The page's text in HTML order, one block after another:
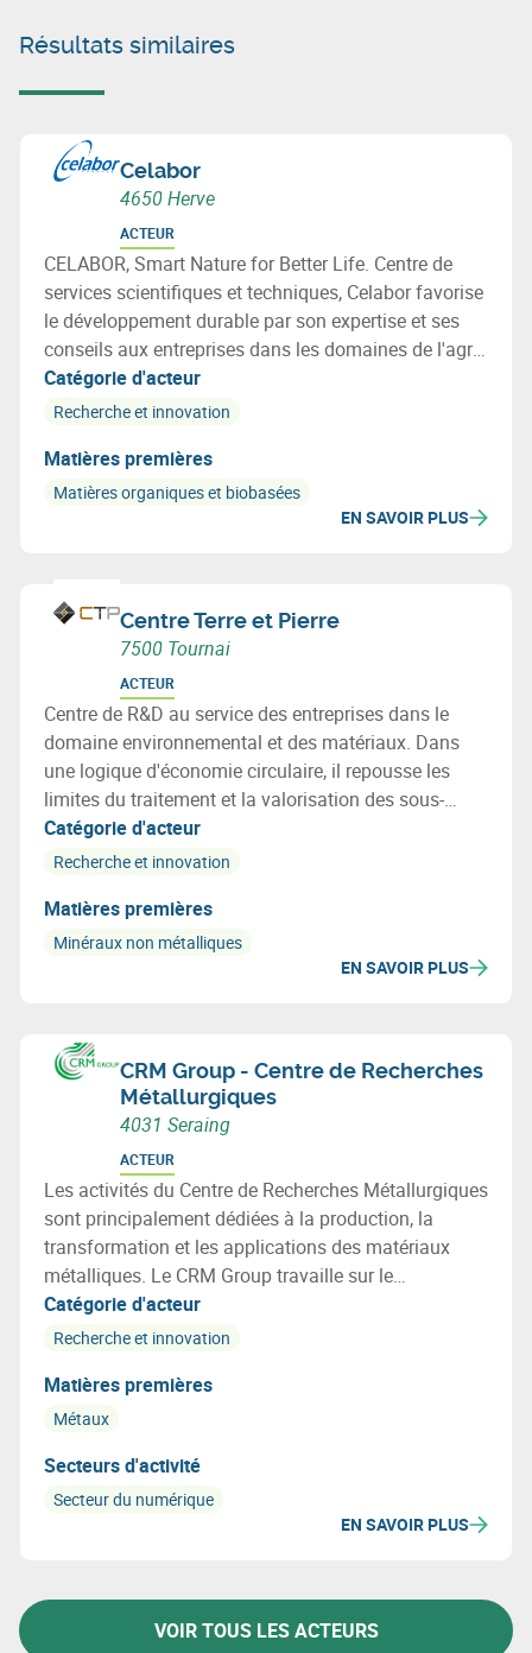
Résultats similaires
Celabor
4650 Herve
ACTEUR
CELABOR, Smart Nature for Better Life. Centre de
services scientifiques et techniques, Celabor favorise
le développement durable par son expertise et ses
conseils aux entreprises dans les domaines de l'agro-
alimentaire (FOOD), de la valorisation de la
biomasse (EXTRACT), de l’environnement
emballage, textile et applications bio-basées).
Catégorie d'acteur
Recherche et innovation
Matières premières
Matières organiques et biobasées
EN SAVOIR PLUS
Centre Terre et Pierre
7500 Tournai
ACTEUR
Centre de R&D au service des entreprises dans le
domaine environnemental et des matériaux. Dans
une logique d'économie circulaire, il repousse les
limites du traitement et la valorisation des sous-
produits industriels et déchets post-consommation
par l'apport de solutions innovantes et rentables.
Catégorie d'acteur
Recherche et innovation
Matières premières
Minéraux non métalliques
EN SAVOIR PLUS
CRM Group - Centre de Recherches
Métallurgiques
4031 Seraing
ACTEUR
Les activités du Centre de Recherches Métallurgiques
sont principalement dédiées à la production, la
transformation et les applications des matériaux
métalliques. Le CRM Group travaille sur le
développement de métaux dits intelligents.
Catégorie d'acteur
Recherche et innovation
Matières premières
Métaux
Secteurs d'activité
Secteur du numérique
EN SAVOIR PLUS
VOIR TOUS LES ACTEURS